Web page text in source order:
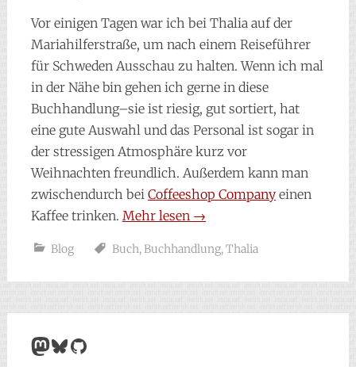
Vor einigen Tagen war ich bei Thalia auf der
Mariahilferstraße, um nach einem Reiseführer
für Schweden Ausschau zu halten. Wenn ich mal
in der Nähe bin gehen ich gerne in diese
Buchhandlung–sie ist riesig, gut sortiert, hat
eine gute Auswahl und das Personal ist sogar in
der stressigen Atmosphäre kurz vor
Weihnachten freundlich. Außerdem kann man
zwischendurch bei Coffeeshop Companyeinen
Kaffee trinken. Mehr lesen →
Blog Buch,Buchhandlung,Thalia
Mastodon
Bluesky
GitHub